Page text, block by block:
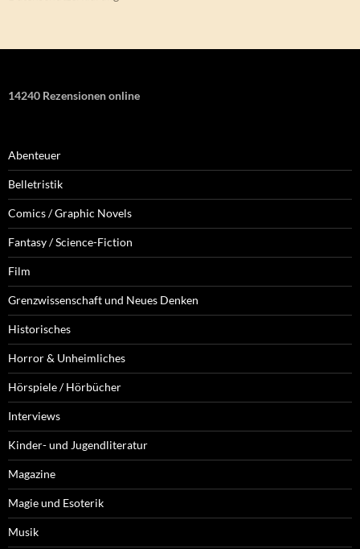
14240 Rezensionen online
Abenteuer
Belletristik
Comics / Graphic Novels
Fantasy / Science-Fiction
Film
Grenzwissenschaft und Neues Denken
Historisches
Horror & Unheimliches
Hörspiele / Hörbücher
Interviews
Kinder- und Jugendliteratur
Magazine
Magie und Esoterik
Musik